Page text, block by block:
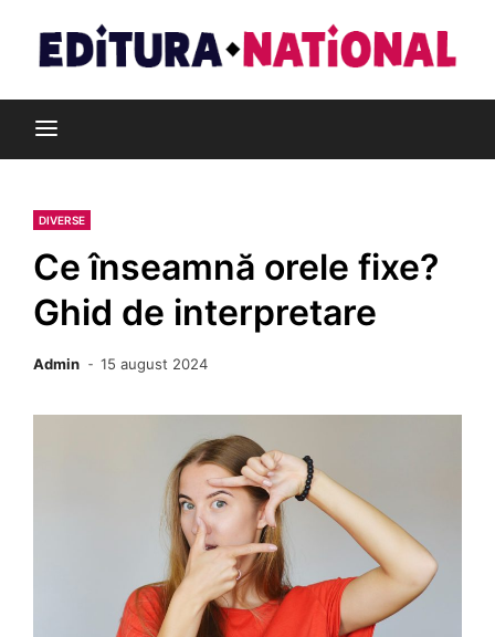
content
Editura Național
DIVERSE
Ce înseamnă orele fixe?
Ghid de interpretare
Admin 15 august 2024